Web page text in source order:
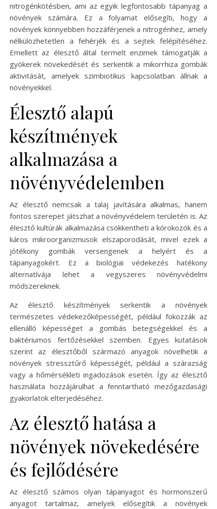
nitrogénkötésben, ami az egyik legfontosabb tápanyag a
növények számára. Ez a folyamat elősegíti, hogy a
növények könnyebben hozzáférjenek a nitrogénhez, amely
nélkülözhetetlen a fehérjék és a sejtek felépítéséhez.
Emellett az élesztő által termelt enzimek támogatják a
gyökerek növekedését és serkentik a mikorrhiza gombák
aktivitását, amelyek szimbiotikus kapcsolatban állnak a
növényekkel.
Élesztő alapú
készítmények
alkalmazása a
növényvédelemben
Az élesztő nemcsak a talaj javítására alkalmas, hanem
fontos szerepet játszhat a növényvédelem területén is. Az
élesztő kultúrák alkalmazása csökkentheti a kórokozók és a
káros mikroorganizmusok elszaporodását, mivel ezek a
jótékony gombák versengenek a helyért és a
tápanyagokért. Ez a biológiai védekezés hatékony
alternatívája lehet a vegyszeres növényvédelmi
módszereknek.
Az élesztő készítmények serkentik a növények
természetes védekezőképességét, például fokozzák az
ellenálló képességet a gombás betegségekkel és a
baktériumos fertőzésekkel szemben. Egyes kutatások
szerint az élesztőből származó anyagok növelhetik a
növények stressztűrő képességét, például a szárazság
vagy a hőmérsékleti ingadozások esetén. Így az élesztő
használata hozzájárulhat a fenntartható mezőgazdasági
gyakorlatok elterjedéséhez.
Az élesztő hatása a
növények növekedésére
és fejlődésére
Az élesztő számos olyan tápanyagot és hormonszerű
anyagot tartalmaz, amelyek elősegítik a növények